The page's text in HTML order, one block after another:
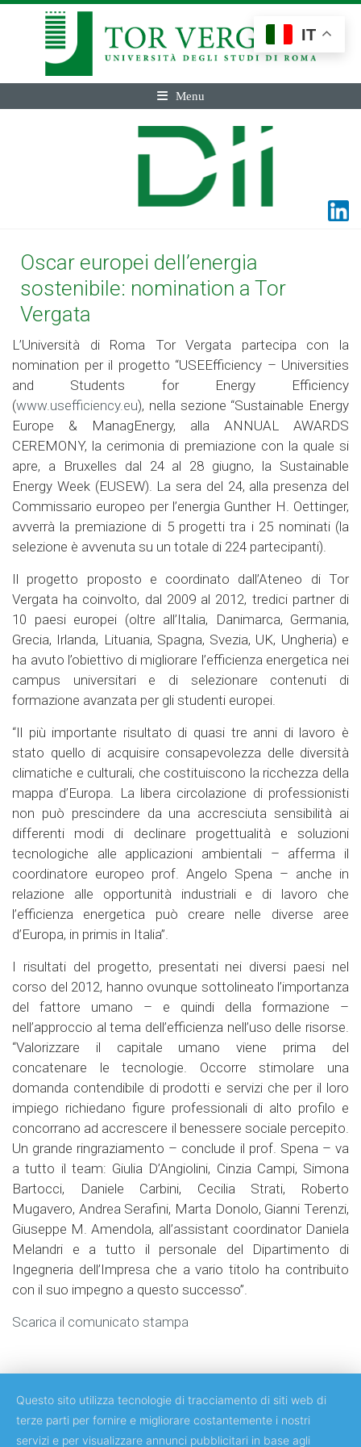
Menu
Oscar europei dell’energia
sostenibile: nomination a Tor
Vergata
L’Università di Roma Tor Vergata partecipa con la
nomination per il progetto “USEEfficiency – Universities
and Students for Energy Efficiency
(www.usefficiency.eu), nella sezione “Sustainable Energy
Europe & ManagEnergy, alla ANNUAL AWARDS
CEREMONY, la cerimonia di premiazione con la quale si
apre, a Bruxelles dal 24 al 28 giugno, la Sustainable
Energy Week (EUSEW). La sera del 24, alla presenza del
Commissario europeo per l’energia Gunther H. Oettinger,
avverrà la premiazione di 5 progetti tra i 25 nominati (la
selezione è avvenuta su un totale di 224 partecipanti).
Il progetto proposto e coordinato dall’Ateneo di Tor
Vergata ha coinvolto, dal 2009 al 2012, tredici partner di
10 paesi europei (oltre all’Italia, Danimarca, Germania,
Grecia, Irlanda, Lituania, Spagna, Svezia, UK, Ungheria) e
ha avuto l’obiettivo di migliorare l’efficienza energetica nei
campus universitari e di selezionare contenuti di
formazione avanzata per gli studenti europei.
“Il più importante risultato di quasi tre anni di lavoro è
stato quello di acquisire consapevolezza delle diversità
climatiche e culturali, che costituiscono la ricchezza della
mappa d’Europa. La libera circolazione di professionisti
non può prescindere da una accresciuta sensibilità ai
differenti modi di declinare progettualità e soluzioni
tecnologiche alle applicazioni ambientali – afferma il
coordinatore europeo prof. Angelo Spena – anche in
relazione alle opportunità industriali e di lavoro che
l’efficienza energetica può creare nelle diverse aree
d’Europa, in primis in Italia”.
I risultati del progetto, presentati nei diversi paesi nel
corso del 2012, hanno ovunque sottolineato l’importanza
del fattore umano – e quindi della formazione –
nell’approccio al tema dell’efficienza nell’uso delle risorse.
“Valorizzare il capitale umano viene prima del
concatenare le tecnologie. Occorre stimolare una
domanda contendibile di prodotti e servizi che per il loro
impiego richiedano figure professionali di alto profilo e
concorrano ad accrescere il benessere sociale percepito.
Un grande ringraziamento – conclude il prof. Spena – va
a tutto il team: Giulia D’Angiolini, Cinzia Campi, Simona
Bartocci, Daniele Carbini, Cecilia Strati, Roberto
Mugavero, Andrea Serafini, Marta Donolo, Gianni Terenzi,
Giuseppe M. Amendola, all’assistant coordinator Daniela
Melandri e a tutto il personale del Dipartimento di
Ingegneria dell’Impresa che a vario titolo ha contribuito
con il suo impegno a questo successo”.
Scarica il comunicato stampa
IT
Questo sito utilizza tecnologie di tracciamento di siti web di
terze parti per fornire e migliorare costantemente i nostri
servizi e per visualizzare annunci pubblicitari in base agli